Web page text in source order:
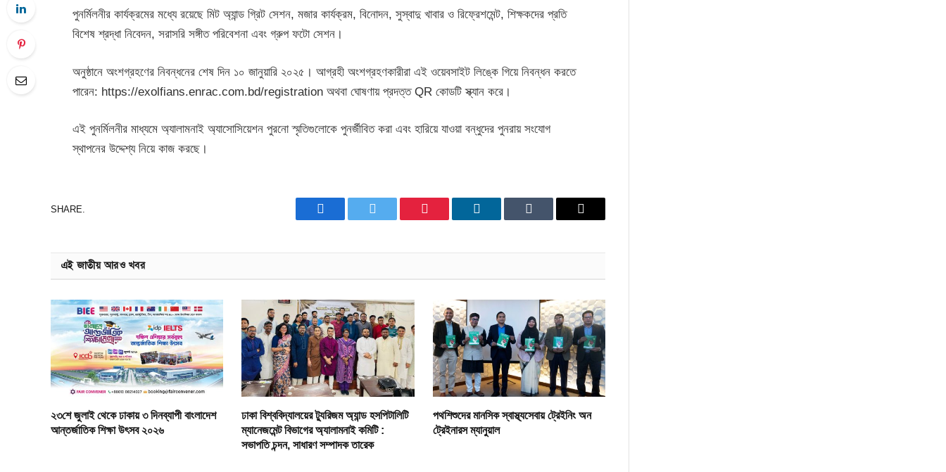
পুনর্মিলনীর কার্যক্রমের মধ্যে রয়েছে মিট অ্যান্ড গ্রিট সেশন, মজার কার্যক্রম, বিনোদন, সুস্বাদু খাবার ও রিফ্রেশমেন্ট, শিক্ষকদের প্রতি
বিশেষ শ্রদ্ধা নিবেদন, সরাসরি সঙ্গীত পরিবেশনা এবং গ্রুপ ফটো সেশন।
অনুষ্ঠানে অংশগ্রহণের নিবন্ধনের শেষ দিন ১০ জানুয়ারি ২০২৫। আগ্রহী অংশগ্রহণকারীরা এই ওয়েবসাইট লিঙ্কে গিয়ে নিবন্ধন করতে
পারেন: https://exolfians.enrac.com.bd/registration অথবা ঘোষণায় প্রদত্ত QR কোডটি স্ক্যান করে।
এই পুনর্মিলনীর মাধ্যমে অ্যালামনাই অ্যাসোসিয়েশন পুরনো স্মৃতিগুলোকে পুনর্জীবিত করা এবং হারিয়ে যাওয়া বন্ধুদের পুনরায় সংযোগ
স্থাপনের উদ্দেশ্য নিয়ে কাজ করছে।
SHARE.
FacebookTwitter PinterestLinkedIn Tumblr Email
এই জাতীয় আরও খবর
২৩শে জুলাই থেকে ঢাকায় ৩ দিনব্যাপী বাংলাদেশ
আন্তর্জাতিক শিক্ষা উৎসব ২০২৬
ঢাকা বিশ্ববিদ্যালয়ের ট্যুরিজম অ্যান্ড হসপিটালিটি
ম্যানেজমেন্ট বিভাগের অ্যালামনাই কমিটি :
সভাপতি চন্দন, সাধারণ সম্পাদক তারেক
পথশিশুদের মানসিক স্বাস্থ্যসেবায় ট্রেইনিং অন
ট্রেইনারস ম্যানুয়াল